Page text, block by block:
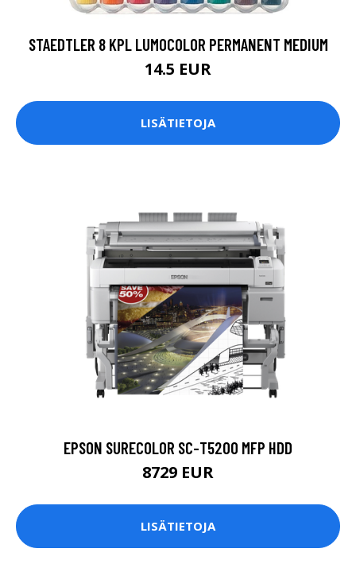
STAEDTLER 8 KPL LUMOCOLOR PERMANENT MEDIUM
14.5 EUR
LISÄTIETOJA
EPSON SURECOLOR SC-T5200 MFP HDD
8729 EUR
LISÄTIETOJA